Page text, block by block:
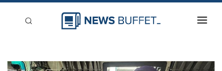
新聞稿分類